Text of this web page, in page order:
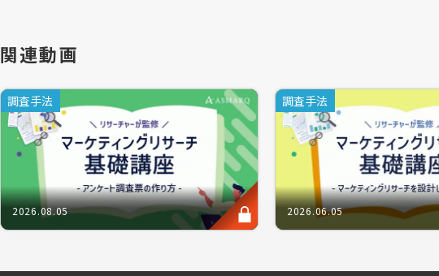
日記を用いることにより、行動パターンや気持ちの推移を体系的に
ノグラフィも視覚的に行えます。
コラージュにおいては、対象の商品・サービスにおける潜在イメ
きます。
これらのアクティビティ、どのように定性調査へ取り入れるべきで
関連動画
調査手法
2026.08.05
調査手法
2026.06.05